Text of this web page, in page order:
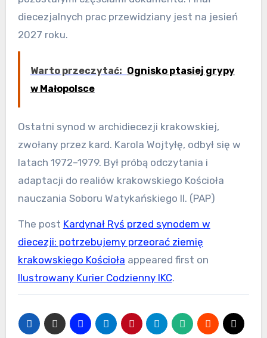
diecezjalnych prac przewidziany jest na jesień
2027 roku.
Warto przeczytać: Ognisko ptasiej grypy
w Małopolsce
Ostatni synod w archidiecezji krakowskiej,
zwołany przez kard. Karola Wojtyłę, odbył się w
latach 1972–1979. Był próbą odczytania i
adaptacji do realiów krakowskiego Kościoła
nauczania Soboru Watykańskiego II. (PAP)
The post Kardynał Ryś przed synodem w
diecezji: potrzebujemy przeorać ziemię
krakowskiego Kościoła appeared first on
Ilustrowany Kurier Codzienny IKC.